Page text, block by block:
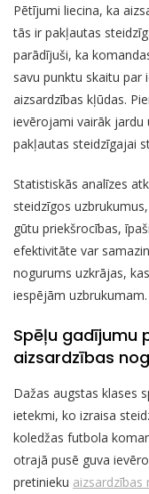
Pētījumi liecina, ka
tās ir pakļautas
parādījuši, ka
savu punktu skaitu
aizsardzības kļūdas.
ievērojami vairāk
pakļautas steidzīgajai
Statistiskās analīzes
steidzīgos
gūtu priekšrocības,
efektivitāte var
nogurums uzkrājas,
iespējām uzbrukumam.
Spēļu gadījumu
aizsardzības
Dažas augstas klases
ietekmi, ko izraisa
koledžas futbola
otrajā pusē guva
pretinieku aizsardzības